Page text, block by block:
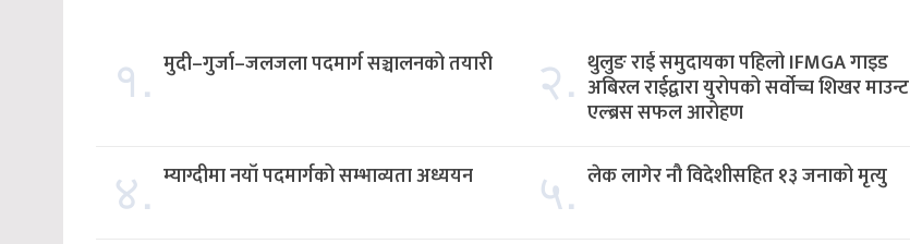
१. मुदी–गुर्जा–जलजला पदमार्ग सञ्चालनको तयारी २. थुलुङ राई समुदायका पहिलो IFMGA गाइड
अबिरल राईद्वारा युरोपको सर्वोच्च शिखर माउन्ट
एल्ब्रस सफल आरोहण
४. म्याग्दीमा नयाँ पदमार्गको सम्भाव्यता अध्ययन ५. लेक लागेर नौ विदेशीसहित १३ जनाको मृत्यु